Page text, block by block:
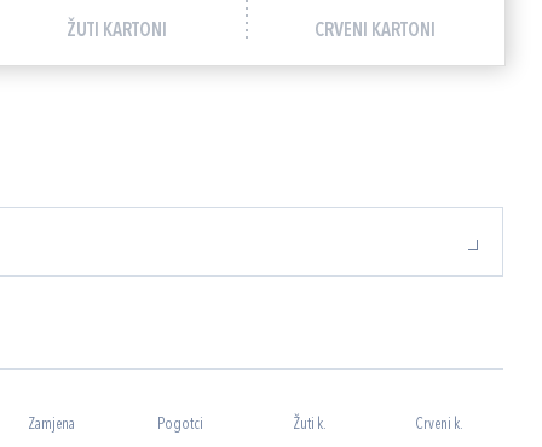
ŽUTI KARTONI CRVENI KARTONI
Zamjena Pogotci Žuti k. Crveni k.